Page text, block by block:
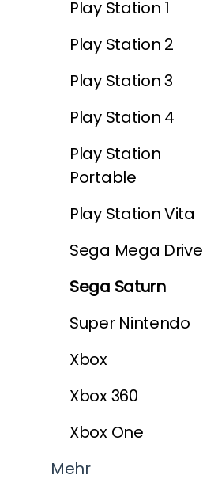
Play Station 1
Play Station 2
Play Station 3
Play Station 4
Play Station
Portable
Play Station Vita
Sega Mega Drive
Sega Saturn
Super Nintendo
Xbox
Xbox 360
Xbox One
Mehr